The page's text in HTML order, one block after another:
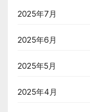
2025年7月
2025年6月
2025年5月
2025年4月